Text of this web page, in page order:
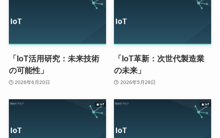
「IoT活用研究：未来技術
の可能性」
2026年6月20日
「IoT革新：次世代製造業
の未来」
2026年5月28日